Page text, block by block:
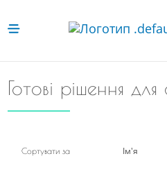
Готові рішення
Сортувати за Ім'я